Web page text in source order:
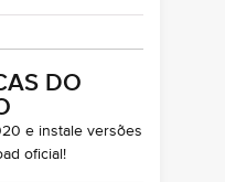
DO
e instale versões
oficial!